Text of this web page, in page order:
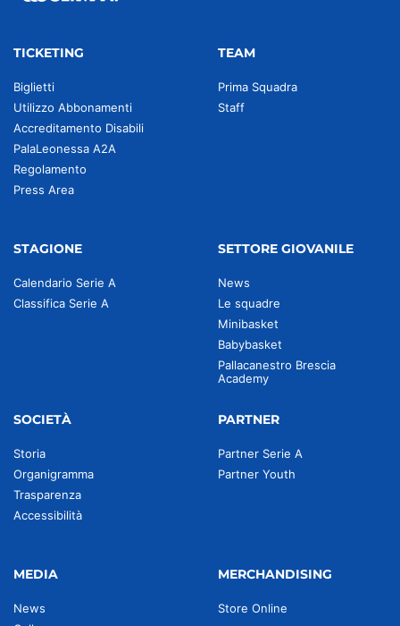
TICKETING
Biglietti
Utilizzo Abbonamenti
Accreditamento Disabili
PalaLeonessa A2A
Regolamento
Press Area
TEAM
Prima Squadra
Staff
STAGIONE
Calendario Serie A
Classifica Serie A
SETTORE GIOVANILE
News
Le squadre
Minibasket
Babybasket
Pallacanestro Brescia
Academy
SOCIETÀ
Storia
Organigramma
Trasparenza
Accessibilità
PARTNER
Partner Serie A
Partner Youth
MEDIA
News
MERCHANDISING
Store Online